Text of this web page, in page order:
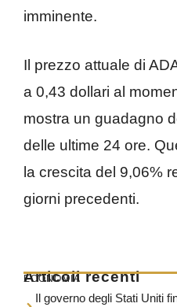
imminente.
Il prezzo attuale di
a 0,43 dollari al
mostra un guadagno
delle ultime 24 ore.
la crescita del 9,06%
giorni precedenti.
Articoli recenti
ECONOMIA
Il governo degli Stati Uniti